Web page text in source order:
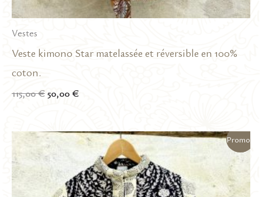
Vestes
Veste kimono Star matelassée et réversible en 100%
coton.
115,00€Le
était :
115,00 €.
50,00€Le
est :
50,00 €.
Promo !